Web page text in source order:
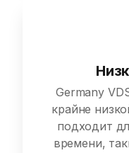
Germany
крайне
подходит
времени,